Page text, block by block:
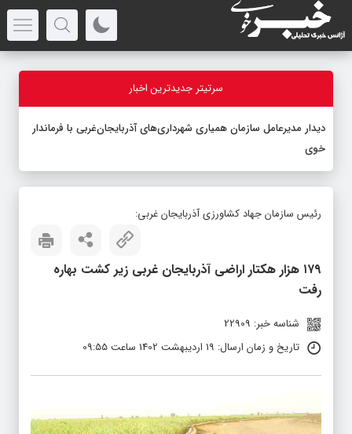
سرتیتر جدیدترین اخبار
دیدار مدیرعامل سازمان همیاری شهرداری‌های آذربایجان‌غربی با فرماندار
خوی
رئیس سازمان جهاد کشاورزی آذربایجان غربی:
۱۷۹ هزار هکتار اراضی آذربایجان غربی زیر کشت بهاره
رفت
شناسه خبر: 22909
تاریخ و زمان ارسال: 19 اردیبهشت 1402 ساعت 09:55